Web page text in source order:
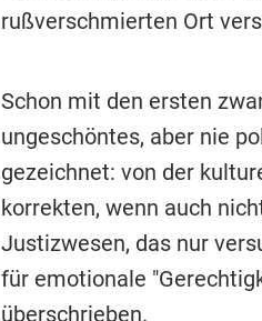
rußverschmierten Ort
Schon mit den ersten
ungeschöntes, aber nie
gezeichnet: von der
korrekten, wenn auch
Justizwesen, das nur
für emotionale
überschrieben.